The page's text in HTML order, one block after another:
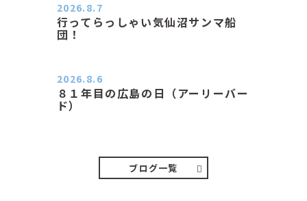
行ってらっしゃい気仙沼サンマ船
団！
2026.8.7
８１年目の広島の日（アーリーバー
ド）
2026.8.6
ブログ一覧